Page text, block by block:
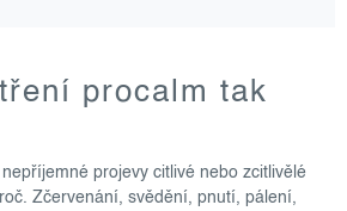
procalm tak
projevy citlivé nebo zcitlivělé
Zčervenání, svědění, pnutí, pálení,